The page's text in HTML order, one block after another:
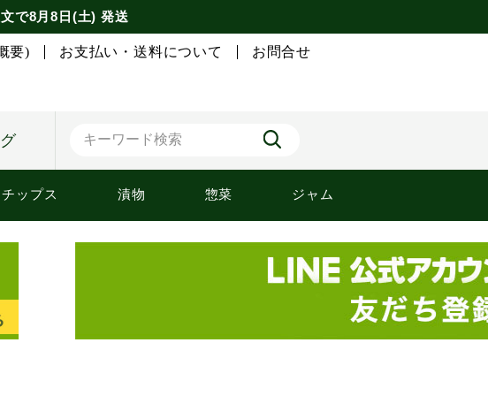
で8月8日(土) 発送
要) お支払い・送料について お問合せ
チップス 漬物 惣菜 ジャム